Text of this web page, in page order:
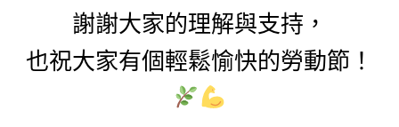
謝謝大家的理解與支持，
也祝大家有個輕鬆愉快的勞動節！